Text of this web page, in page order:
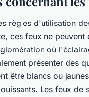
règles d'utilisation
ces feux ne peuvent
où
présenter des
être blancs ou
Les feux de